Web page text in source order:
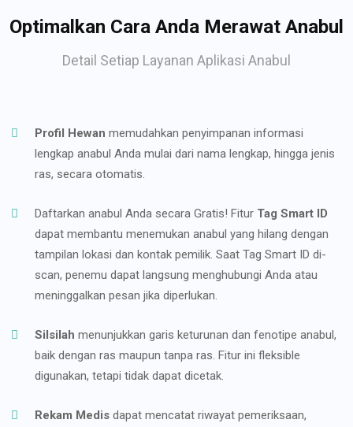
Optimalkan Cara Anda Merawat Anabul
Detail Setiap Layanan Aplikasi Anabul
Profil Hewan memudahkan penyimpanan informasi
lengkap anabul Anda mulai dari nama lengkap, hingga jenis
ras, secara otomatis.
Daftarkan anabul Anda secara Gratis! Fitur Tag Smart ID
dapat membantu menemukan anabul yang hilang dengan
tampilan lokasi dan kontak pemilik. Saat Tag Smart ID di-
scan, penemu dapat langsung menghubungi Anda atau
meninggalkan pesan jika diperlukan.
Silsilah menunjukkan garis keturunan dan fenotipe anabul,
baik dengan ras maupun tanpa ras. Fitur ini fleksible
digunakan, tetapi tidak dapat dicetak.
Rekam Medis dapat mencatat riwayat pemeriksaan,